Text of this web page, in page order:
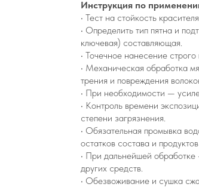
Инструкция по
• Тест на стойкость
• Определить тип пятна и
ключевая) составляющая.
• Точечное нанесение
• Механическая обработка
трения и повреждения
• При необходимости —
• Контроль времени
степени загрязнения.
• Обязательная промывка
остатков состава и
• При дальнейшей
других средств.
• Обезвоживание и сушка